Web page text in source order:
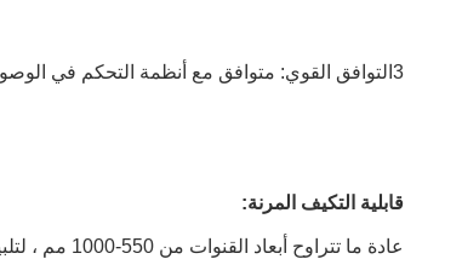
3التوافق القوي: متوافق مع أنظمة التحكم في الوصول الشائعة (مثل بطاقات IC و رموز QR).
قابلية التكيف المرنة:
عادة ما تتراوح أبعاد القنوات من 550-1000 مم ، لتلبية احتياجات المشاة والدراجات. يجعل تصميمها البسيط سهولة التكامل في بيئات مختلفة.